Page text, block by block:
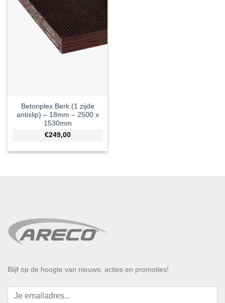
Betonplex Berk (1 zijde
antislip) – 18mm – 2500 x
1530mm
€249,00
Blijf op de hoogte van nieuws, acties en promoties!